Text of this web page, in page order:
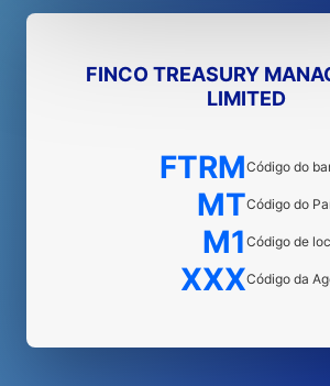
FINCO TREASURY
LIMITED
FTRMCódigo do
MTCódigo do
M1 Código de
XXXCódigo da